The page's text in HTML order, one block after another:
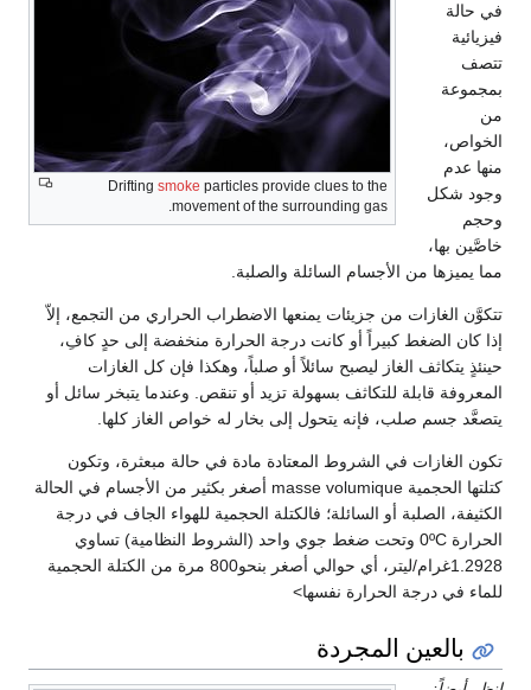
Drifting smoke particles provide clues to the
movement of the surrounding gas.
في حالة
فيزيائية
تتصف
بمجموعة
من
الخواص،
منها عدم
وجود شكل
وحجم
خاصَّين بها،
مما يميزها من الأجسام السائلة والصلبة.
تتكوَّن الغازات من جزيئات يمنعها الاضطراب الحراري من التجمع، إلاّ
إذا كان الضغط كبيراً أو كانت درجة الحرارة منخفضة إلى حدٍ كافِ،
حينئذٍ يتكاثف الغاز ليصبح سائلاً أو صلباً، وهكذا فإن كل الغازات
المعروفة قابلة للتكاثف بسهولة تزيد أو تنقص. وعندما يتبخر سائل أو
يتصعَّد جسم صلب، فإنه يتحول إلى بخار له خواص الغاز كلها.
تكون الغازات في الشروط المعتادة مادة في حالة مبعثرة، وتكون
كتلتها الحجمية masse volumique أصغر بكثير من الأجسام في الحالة
الكثيفة، الصلبة أو السائلة؛ فالكتلة الحجمية للهواء الجاف في درجة
الحرارة 0ºC وتحت ضغط جوي واحد (الشروط النظامية) تساوي
1.2928غرام/ليتر، أي حوالي أصغر بنحو800 مرة من الكتلة الحجمية
للماء في درجة الحرارة نفسها>
بالعين المجردة